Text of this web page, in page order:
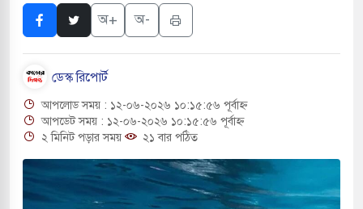
বিভিন্ন খাতে সৌদির বিনিয়োগের আহবান প্রধানমন্ত্রীর
হামলায় ছাত্রদল ও ছাত্রলীগের আচরণ ইসরায়েলের
পথে ইসরায়েলীরা,হাতছাড়ার ঝুঁকিতে জরুরি
পাহাড়ি ঢলে ফুঁসে উঠেছে তিস্তা
অ+ অ-
ডেস্ক রিপোর্ট
আপলোড সময় : ১২-০৬-২০২৬ ১০:১৫:৫৬ পূর্বাহ্ন
আপডেট সময় : ১২-০৬-২০২৬ ১০:১৫:৫৬ পূর্বাহ্ন
২ মিনিট পড়ার সময়
২১ বার পঠিত